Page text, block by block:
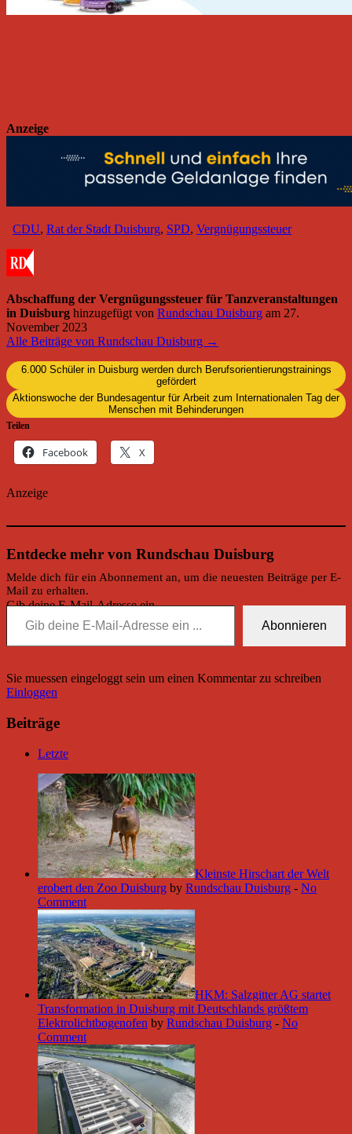
Anzeige
CDU, Rat der Stadt Duisburg, SPD, Vergnügungssteuer
Abschaffung der Vergnügungssteuer für Tanzveranstaltungen
in Duisburg hinzugefügt von Rundschau Duisburg am 27.
November 2023
Alle Beiträge von Rundschau Duisburg →
6.000 Schüler in Duisburg werden durch Berufsorientierungstrainings
gefördert
Aktionswoche der Bundesagentur für Arbeit zum Internationalen Tag der
Menschen mit Behinderungen
Teilen
Facebook X
Anzeige
Entdecke mehr von Rundschau Duisburg
Melde dich für ein Abonnement an, um die neuesten Beiträge per E-
Mail zu erhalten.
Gib deine E-Mail-Adresse ein ...
Abonnieren
Sie muessen eingeloggt sein um einen Kommentar zu schreiben
Einloggen
Beiträge
Letzte
Kleinste Hirschart der Welt
erobert den Zoo Duisburg by Rundschau Duisburg - No
Comment
HKM: Salzgitter AG startet
Transformation in Duisburg mit Deutschlands größtem
Elektrolichtbogenofen by Rundschau Duisburg - No
Comment